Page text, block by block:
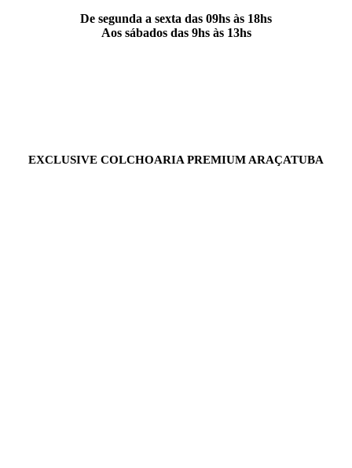
De segunda a sexta das 09hs às 18hs
Aos sábados das 9hs às 13hs
EXCLUSIVE COLCHOARIA PREMIUM ARAÇATUBA